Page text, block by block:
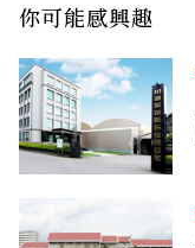
你可能感興趣